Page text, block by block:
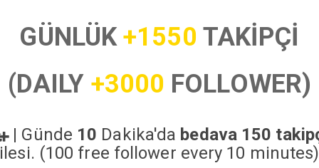
GÜNLÜK+1550 TAKİPÇİ
(DAILY +3000 FOLLOWER)
| Günde 10 Dakika'da bedava 150
(100 free follower every 10 minutes)